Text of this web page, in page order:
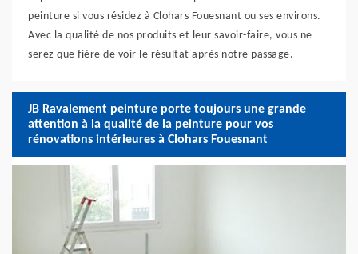
peinture si vous résidez à Clohars Fouesnant ou ses environs.
Avec la qualité de nos produits et leur savoir-faire, vous ne
serez que fière de voir le résultat après notre passage.
JB Ravalement peinture porte toujours une grande
attention à la qualité de la peinture pour vos
rénovations intérieures à Clohars Fouesnant